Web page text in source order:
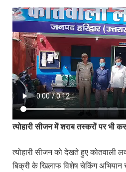
त्योहारी सीजन में शराब तस्करों पर भी
त्योहारी सीजन को देखते हुए कोतवाली
बिक्री के खिलाफ विशेष चेकिंग अभियान